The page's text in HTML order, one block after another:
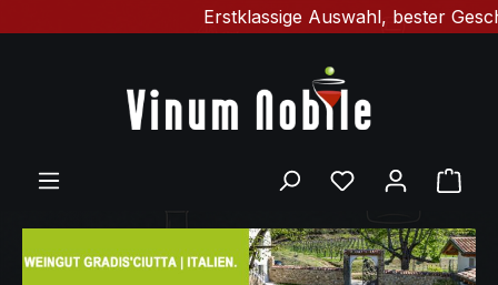
Zum Hauptinhalt springenErstklassige Auswahl, bester
Du hast 0